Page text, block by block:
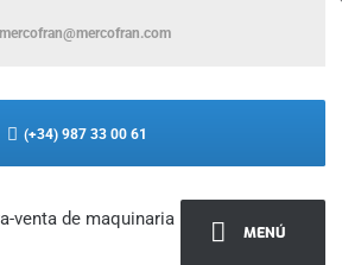
MENÚ
mercofran@mercofran.com
(+34) 987 33 00 61